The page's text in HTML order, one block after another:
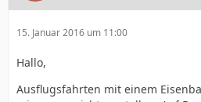
15. Januar 2016 um 11:00
Hallo,
Ausflugsfahrten mit einem